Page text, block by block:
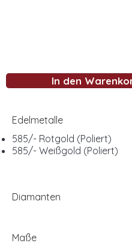
In den
Edelmetalle
585/- Rotgold (Poliert)
585/- Weißgold (Poliert)
Diamanten
Maße